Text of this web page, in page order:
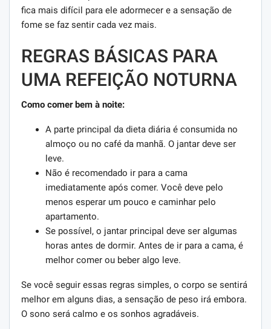
fica mais difícil para ele adormecer e a sensação de
fome se faz sentir cada vez mais.
REGRAS BÁSICAS PARA
UMA REFEIÇÃO NOTURNA
Como comer bem à noite:
A parte principal da dieta diária é consumida no
almoço ou no café da manhã. O jantar deve ser
leve.
Não é recomendado ir para a cama
imediatamente após comer. Você deve pelo
menos esperar um pouco e caminhar pelo
apartamento.
Se possível, o jantar principal deve ser algumas
horas antes de dormir. Antes de ir para a cama, é
melhor comer ou beber algo leve.
Se você seguir essas regras simples, o corpo se sentirá
melhor em alguns dias, a sensação de peso irá embora.
O sono será calmo e os sonhos agradáveis.